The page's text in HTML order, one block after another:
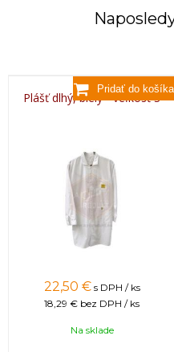
Plášť dlhý, biely - veľkosť S
22,50 € s DPH / ks
18,29 € bez DPH / ks
Na sklade